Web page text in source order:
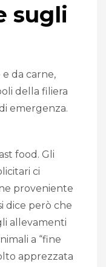
sugli
da carne,
della filiera
emergenza.
food. Gli
ci
proveniente
dice però che
allevamenti
a “fine
apprezzata